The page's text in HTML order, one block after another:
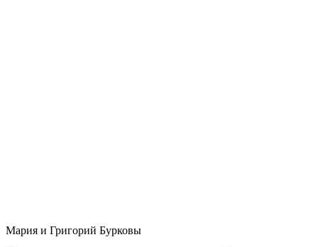
Мария и Григорий Бурковы